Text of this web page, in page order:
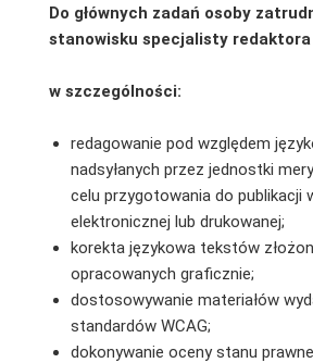
Do głównych zadań osoby
stanowisku specjalisty redaktora
w szczególności:
redagowanie pod względem
nadsyłanych przez jednostki
celu przygotowania do publikacji
elektronicznej lub drukowanej;
korekta językowa tekstów
opracowanych graficznie;
dostosowywanie materiałów
standardów WCAG;
dokonywanie oceny stanu